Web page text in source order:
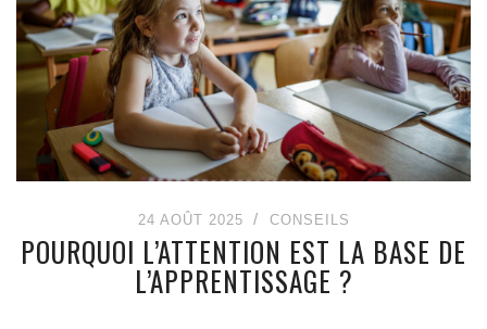
24 AOÛT 2025 CONSEILS
POURQUOI L’ATTENTION EST LA BASE DE
L’APPRENTISSAGE ?